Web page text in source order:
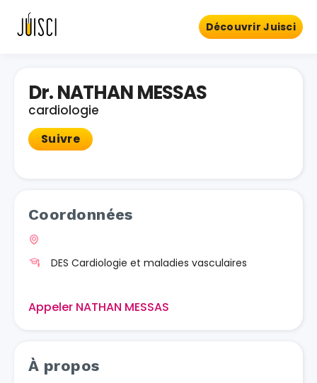
Découvrir Juisci
Dr. NATHAN MESSAS
cardiologie
Suivre
Coordonnées
DES Cardiologie et maladies vasculaires
Appeler NATHAN MESSAS
À propos